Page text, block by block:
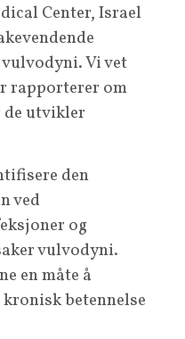
Center, Israel
Vi vet
rapporterer om
utvikler
den
ved
og
vulvodyni.
en måte å
betennelse